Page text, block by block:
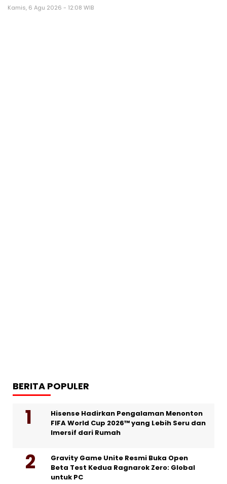
Kamis, 6 Agu 2026 - 12:08 WIB
BERITA POPULER
Hisense Hadirkan Pengalaman Menonton
FIFA World Cup 2026™ yang Lebih Seru dan
Imersif dari Rumah
Gravity Game Unite Resmi Buka Open
Beta Test Kedua Ragnarok Zero: Global
untuk PC